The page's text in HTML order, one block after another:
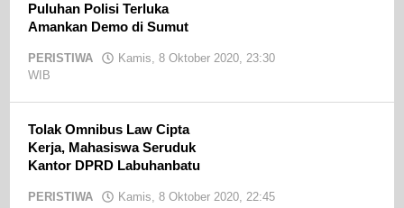
Puluhan Polisi Terluka
Amankan Demo di Sumut
PERISTIWA
Kamis, 8 Oktober 2020, 23:30
WIB
Tolak Omnibus Law Cipta
Kerja, Mahasiswa Seruduk
Kantor DPRD Labuhanbatu
PERISTIWA
Kamis, 8 Oktober 2020, 22:45